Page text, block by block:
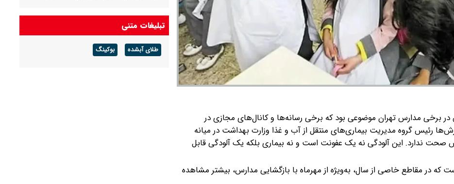
برخی مدارس تهران موضوعی بود که برخی رسانه‌ها و کانال‌های مجازی در
رئیس گروه مدیریت بیماری‌های منتقل از آب و غذا وزارت بهداشت در میانه
ندارد. این آلودگی نه یک عفونت است و نه بیماری بلکه یک آلودگی قابل
در مقاطع خاصی از سال، به‌ویژه از مهرماه با بازگشایی مدارس، بیشتر مشاهده
متهم متواری مخل نظام ارزی کشور در پیرانشهر
دستگیر شد
تبلیغات متنی
طلای آبشده بوکینگ